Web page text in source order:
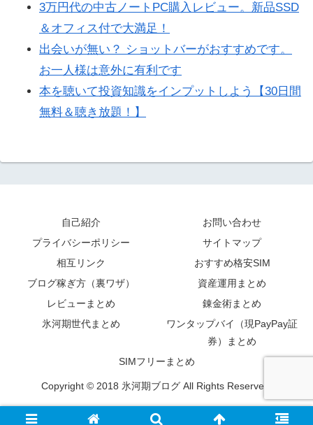
3万円代の中古ノートPC購入レビュー。新品SSD
＆オフィス付で大満足！
出会いが無い？ ショットバーがおすすめです。
お一人様は意外に有利です
本を聴いて投資知識をインプットしよう【30日間
無料＆聴き放題！】
自己紹介
お問い合わせ
プライバシーポリシー
サイトマップ
相互リンク
おすすめ格安SIM
ブログ稼ぎ方（裏ワザ）
資産運用まとめ
レビューまとめ
錬金術まとめ
氷河期世代まとめ
ワンタップバイ（現PayPay証
券）まとめ
SIMフリーまとめ
Copyright © 2018 氷河期ブログ All Rights Reserved.